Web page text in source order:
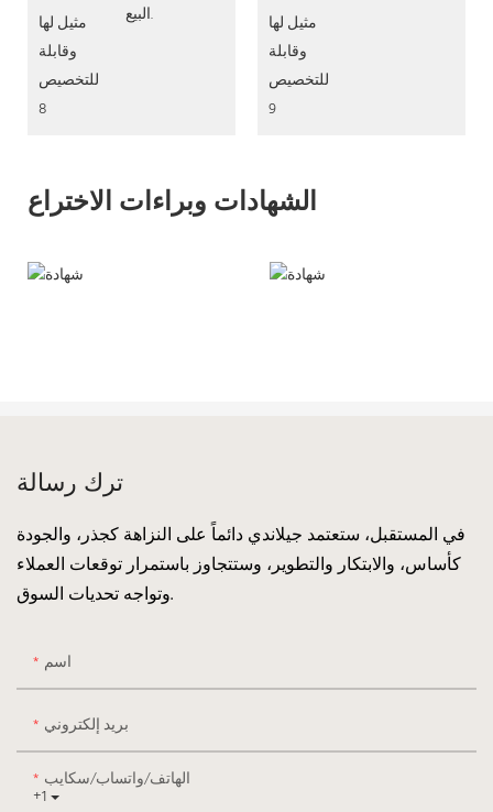
البيع.
الشهادات وبراءات الاختراع
ترك رسالة
في المستقبل، ستعتمد جيلاندي دائماً على النزاهة كجذر، والجودة
كأساس، والابتكار والتطوير، وستتجاوز باستمرار توقعات العملاء
وتواجه تحديات السوق.
اسم
بريد إلكتروني
+1
الهاتف/واتساب/سكايب